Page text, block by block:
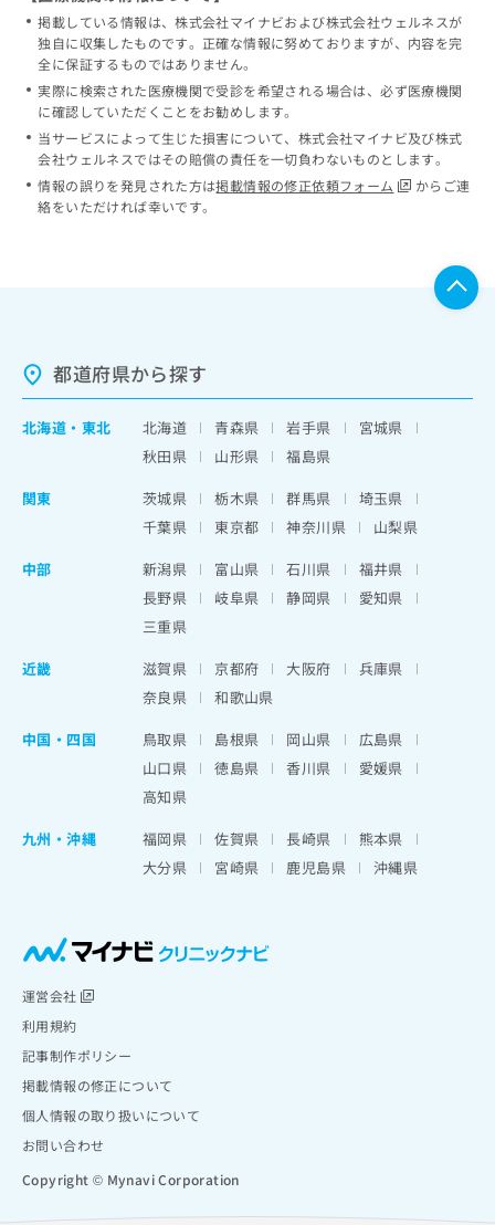
掲載している情報は、株式会社マイナビおよび株式会社ウェルネスが
独自に収集したものです。正確な情報に努めておりますが、内容を完
全に保証するものではありません。
実際に検索された医療機関で受診を希望される場合は、必ず医療機関
に確認していただくことをお勧めします。
当サービスによって生じた損害について、株式会社マイナビ及び株式
会社ウェルネスではその賠償の責任を一切負わないものとします。
情報の誤りを発見された方は掲載情報の修正依頼フォーム
からご連
絡をいただければ幸いです。
都道府県から探す
北海道 ・ 東北 北海道 青森県 岩手県
宮城県
秋田県
山形県
福島県
関東
茨城県 栃木県 群馬県
埼玉県
千葉県
東京都 神奈川県
山梨県
中部
新潟県 富山県 石川県
福井県
長野県
岐阜県 静岡県
愛知県
三重県
近畿
滋賀県 京都府 大阪府
兵庫県
奈良県
和歌山県
中国・四国
鳥取県 島根県 岡山県
広島県
山口県
徳島県 香川県
愛媛県
高知県
九州・沖縄
福岡県 佐賀県 長崎県
熊本県
大分県
宮崎県 鹿児島県 沖縄県
運営会社
利用規約
記事制作ポリシー
掲載情報の修正について
個人情報の取り扱いについて
お問い合わせ
Copyright © Mynavi Corporation